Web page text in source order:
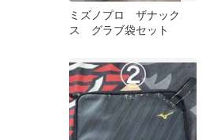
ミズノプロ ザナック
ス グラブ袋セット